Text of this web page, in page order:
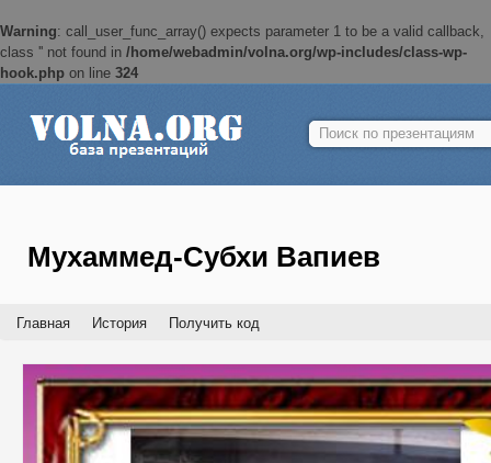
Warning: call_user_func_array() expects parameter 1 to be a valid callback,
class '' not found in /home/webadmin/volna.org/wp-includes/class-wp-
hook.php on line 324
Найти:
Мухаммед-Субхи Вапиев
Главная История Получить код